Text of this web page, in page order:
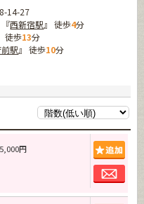
14-27
『西新宿駅』 徒歩4分
徒歩13分
駅』 徒歩10分
円